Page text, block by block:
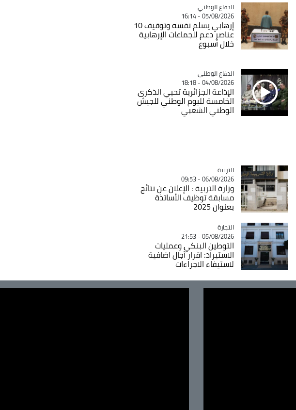
Catégorie
الدفاع الوطني
05/08/2026 - 16:14
إرهابي يسلم نفسه وتوقيف 10
عناصر دعم للجماعات الإرهابية
خلال أسبوع
Catégorie
الدفاع الوطني
04/08/2026 - 18:18
الإذاعة الجزائرية تحيي الذكرى
الخامسة لليوم الوطني للجيش
الوطني الشعبي
Catégorie
التربية
06/08/2026 - 09:53
وزارة التربية : الإعلان عن نتائج
مسابقة توظيف الأساتذة
بعنوان 2025
Catégorie
التجارة
05/08/2026 - 21:53
التوطين البنكي وعمليات
الاستيراد: اقرار آجال اضافية
لاستيفاء الاجراءات